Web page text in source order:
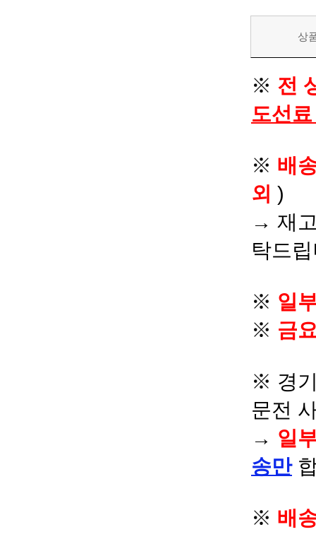
상
※ 전
도선
※ 배
외 )
→ 재
탁드
※ 일
※ 금
※ 경
문전
→ 일
송만
※ 배